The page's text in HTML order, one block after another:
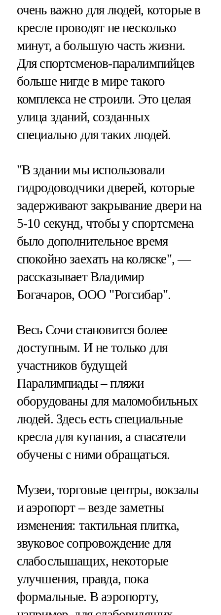
очень важно для людей, которые в
кресле проводят не несколько
минут, а большую часть жизни.
Для спортсменов-паралимпийцев
больше нигде в мире такого
комплекса не строили. Это целая
улица зданий, созданных
специально для таких людей.
"В здании мы использовали
гидродоводчики дверей, которые
задерживают закрывание двери на
5-10 секунд, чтобы у спортсмена
было дополнительное время
спокойно заехать на коляске", —
рассказывает Владимир
Богачаров, ООО "Рогсибар".
Весь Сочи становится более
доступным. И не только для
участников будущей
Паралимпиады – пляжи
оборудованы для маломобильных
людей. Здесь есть специальные
кресла для купания, а спасатели
обучены с ними обращаться.
Музеи, торговые центры, вокзалы
и аэропорт – везде заметны
изменения: тактильная плитка,
звуковое сопровождение для
слабослышащих, некоторые
улучшения, правда, пока
формальные. В аэропорту,